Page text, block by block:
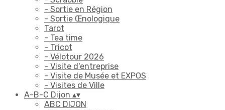
- Sortie en Région
- Sortie Œnologique
Tarot
- Tea time
- Tricot
- Vélotour 2026
- Visite d'entreprise
- Visite de Musée et EXPOS
- Visites de Ville
A-B-C Dijon ▴▾
ABC DIJON